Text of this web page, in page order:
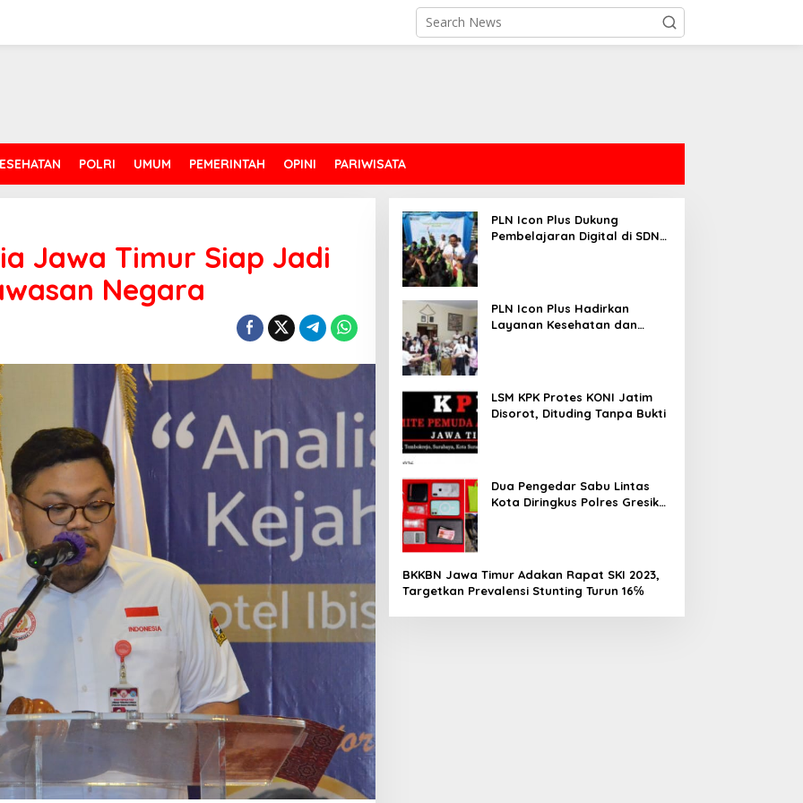
POLRI UMUM PEMERINTAH OPINI PARIWISATA
Jawa Timur Siap Jadi
Negara
PLN Icon Plus Dukung
Pembelajaran Digital di SDN
PLN Icon Plus Hadirkan
Layanan Kesehatan dan
LSM KPK Protes KONI Jatim
Disorot, Dituding Tanpa Bukti
Dua Pengedar Sabu Lintas
Kota Diringkus Polres Gresik
BKKBN Jawa Timur Adakan Rapat SKI 2023,
Targetkan Prevalensi Stunting Turun 16℅